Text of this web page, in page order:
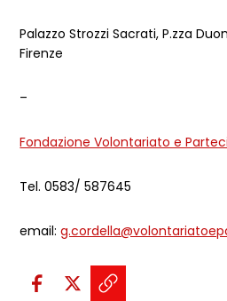
Palazzo Strozzi Sacrati, P.zza
Firenze
–
Fondazione Volontariato e
Tel. 0583/ 587645
email:
Condividi sui social: